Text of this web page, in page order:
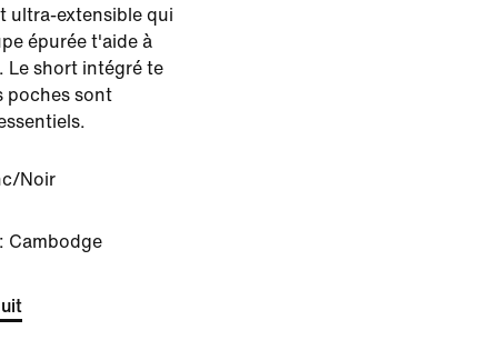
ultra-extensible qui
épurée t'aide à
Le short intégré te
poches sont
Noir
Cambodge